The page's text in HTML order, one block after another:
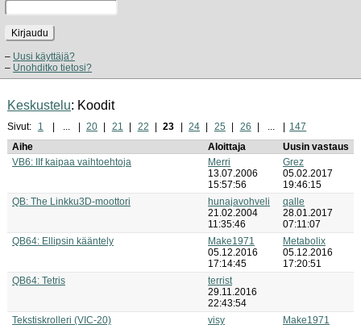
Kirjaudu
Uusi käyttäjä?
Unohditko tietosi?
Keskustelu: Koodit
Sivut: 1 ... 20 21 22 23 24 25 26 ...
147
Aihe
Aloittaja
Uusin vastaus
VB6: IIf kaipaa vaihtoehtoja
Merri
13.07.2006
15:57:56
Grez
05.02.2017
19:46:15
QB: The Linkku3D-moottori
hunajavohveli
21.02.2004
11:35:46
qalle
28.01.2017
07:11:07
QB64: Ellipsin kääntely
Make1971
05.12.2016
17:14:45
Metabolix
05.12.2016
17:20:51
QB64: Tetris
terrist
29.11.2016
22:43:54
Tekstiskrolleri (VIC-20)
visy
Make1971